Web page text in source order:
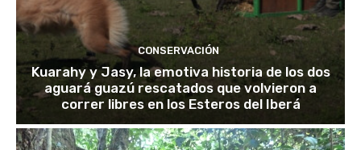
CONSERVACIÓN
Kuarahy y Jasy, la emotiva historia de los dos
aguará guazú rescatados que volvieron a
correr libres en los Esteros del Iberá